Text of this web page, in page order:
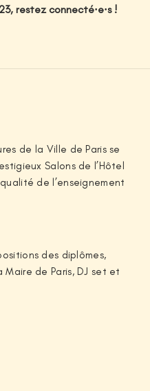
restez connecté·e·s !
de la Ville de Paris se
Salons de l’Hôtel
de l’enseignement
des diplômes,
Maire de Paris, DJ set et